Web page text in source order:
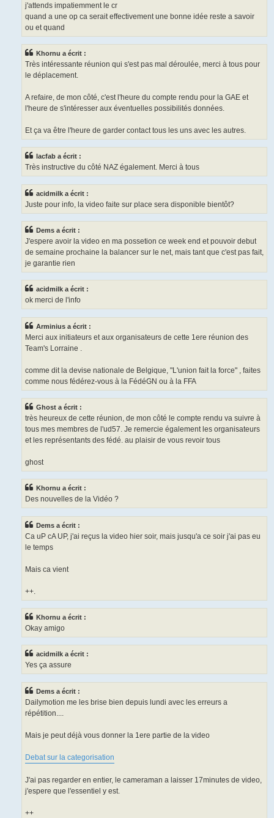
j'attends impatiemment le cr
quand a une op ca serait effectivement une bonne idée reste a savoir
ou et quand
Khornu a écrit :
Très intéressante réunion qui s'est pas mal déroulée, merci à tous pour
le déplacement.
A refaire, de mon côté, c'est l'heure du compte rendu pour la GAE et
l'heure de s'intéresser aux éventuelles possibilités données.
Et ça va être l'heure de garder contact tous les uns avec les autres.
lacfab a écrit :
Très instructive du côté NAZ également. Merci à tous
acidmilk a écrit :
Juste pour info, la video faite sur place sera disponible bientôt?
Dems a écrit :
J'espere avoir la video en ma possetion ce week end et pouvoir debut
de semaine prochaine la balancer sur le net, mais tant que c'est pas fait,
je garantie rien
acidmilk a écrit :
ok merci de l'info
Arminius a écrit :
Merci aux initiateurs et aux organisateurs de cette 1ere réunion des
Team's Lorraine .
comme dit la devise nationale de Belgique, "L'union fait la force" , faites
comme nous fédérez-vous à la FédéGN ou à la FFA
Ghost a écrit :
très heureux de cette réunion, de mon côté le compte rendu va suivre à
tous mes membres de l'ud57. Je remercie également les organisateurs
et les représentants des fédé. au plaisir de vous revoir tous
ghost
Khornu a écrit :
Des nouvelles de la Vidéo ?
Dems a écrit :
Ca uP cA UP, j'ai reçus la video hier soir, mais jusqu'a ce soir j'ai pas eu
le temps
Mais ca vient
++.
Khornu a écrit :
Okay amigo
acidmilk a écrit :
Yes ça assure
Dems a écrit :
Dailymotion me les brise bien depuis lundi avec les erreurs a
répétition....
Mais je peut déjà vous donner la 1ere partie de la video
Debat sur la categorisation
J'ai pas regarder en entier, le cameraman a laisser 17minutes de video,
j'espere que l'essentiel y est.
++